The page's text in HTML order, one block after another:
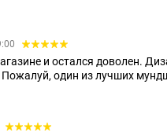
и остался доволен.
один из лучших